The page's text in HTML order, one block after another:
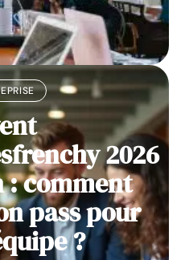
2026
comment
pass pour
?